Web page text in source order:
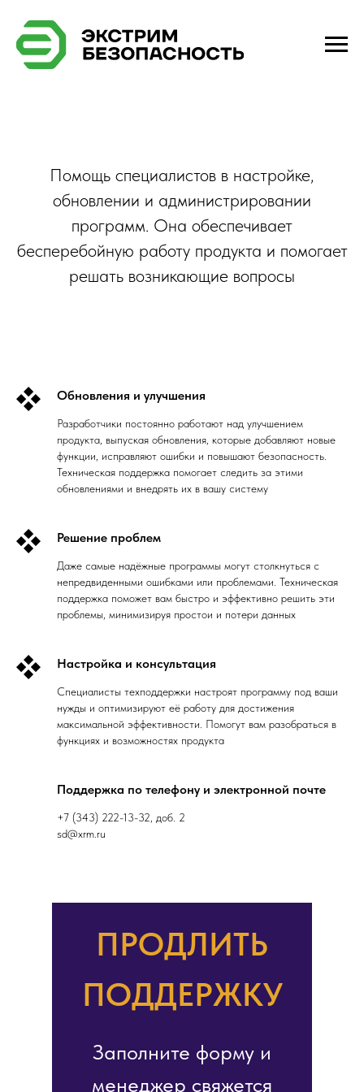
Помощь специалистов в настройке,
обновлении и администрировании
программ. Она обеспечивает
бесперебойную работу продукта и помогает
решать возникающие вопросы
Обновления и улучшения
Разработчики постоянно работают над улучшением
продукта, выпуская обновления, которые добавляют новые
функции, исправляют ошибки и повышают безопасность.
Техническая поддержка помогает следить за этими
обновлениями и внедрять их в вашу систему
Решение проблем
Даже самые надёжные программы могут столкнуться с
непредвиденными ошибками или проблемами. Техническая
поддержка поможет вам быстро и эффективно решить эти
проблемы, минимизируя простои и потери данных
Настройка и консультация
Специалисты техподдержки настроят программу под ваши
нужды и оптимизируют её работу для достижения
максимальной эффективности. Помогут вам разобраться в
функциях и возможностях продукта
Поддержка по телефону и электронной почте
+7 (343) 222-13-32, доб. 2
sd@xrm.ru
ПРОДЛИТЬ
ПОДДЕРЖКУ
Заполните форму и
менеджер свяжется